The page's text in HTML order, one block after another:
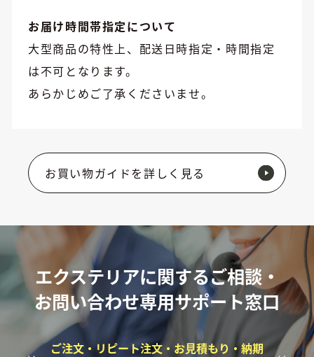
お届け時間帯指定について
大型商品の特性上、配送日時指定・時間指定
は不可となります。
あらかじめご了承くださいませ。
お買い物ガイドを詳しく見る
エクステリアに関するご相談・
お問い合わせ専用サポート窓口
ご注文・リピート注文・お見積もり・納期